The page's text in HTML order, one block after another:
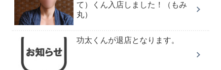
て）くん入店しました！（もみ
丸）
功太くんが退店となります。